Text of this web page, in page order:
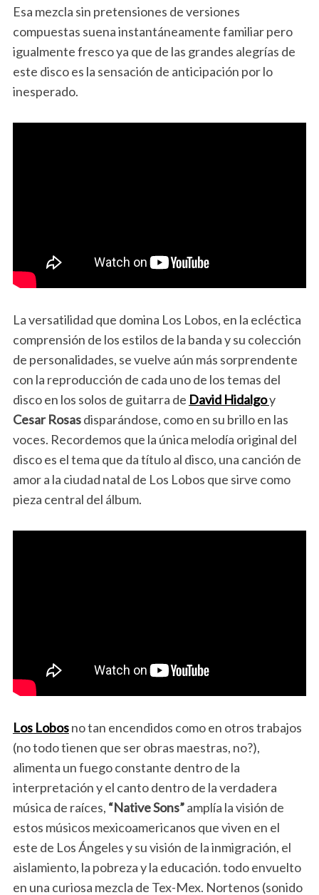
Esa mezcla sin pretensiones de versiones
compuestas suena instantáneamente familiar pero
igualmente fresco ya que de las grandes alegrías de
este disco es la sensación de anticipación por lo
inesperado.
La versatilidad que domina Los Lobos, en la ecléctica
comprensión de los estilos de la banda y su colección
de personalidades, se vuelve aún más sorprendente
con la reproducción de cada uno de los temas del
disco en los solos de guitarra de David Hidalgoy
Cesar Rosasdisparándose, como en su brillo en las
voces. Recordemos que la única melodía original del
disco es el tema que da título al disco, una canción de
amor a la ciudad natal de Los Lobos que sirve como
pieza central del álbum.
Los Lobosno tan encendidos como en otros trabajos
(no todo tienen que ser obras maestras, no?),
alimenta un fuego constante dentro de la
interpretación y el canto dentro de la verdadera
música de raíces, “Native Sons”amplía la visión de
estos músicos mexicoamericanos que viven en el
este de Los Ángeles y su visión de la inmigración, el
aislamiento, la pobreza y la educación. todo envuelto
en una curiosa mezcla de Tex-Mex. Nortenos (sonido